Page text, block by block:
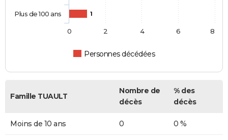
1
Personnes décédées
Plus de 100 ans
0 2 4 6 8
Famille TUAULT
Nombre de
décès
% des
décès
Moins de 10 ans 0 0 %